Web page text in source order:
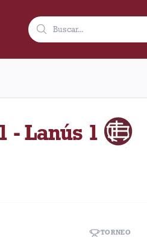
de 1942 como visitante en el
- Lanús 1
TORNEO